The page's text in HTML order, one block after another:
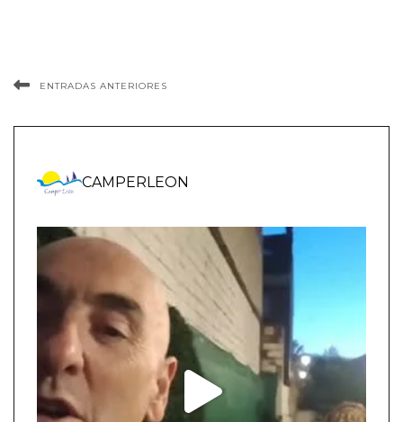
ENTRADAS ANTERIORES
CAMPERLEON